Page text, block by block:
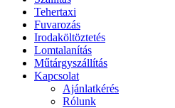
Tehertaxi
Fuvarozás
Irodaköltöztetés
Lomtalanítás
Műtárgyszállítás
Kapcsolat
Ajánlatkérés
Rólunk